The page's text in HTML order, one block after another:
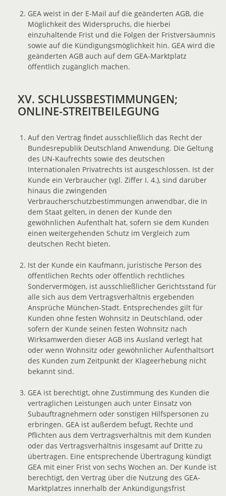
GEA weist in der E-Mail auf die geänderten AGB, die
Möglichkeit des Widerspruchs, die hierbei
einzuhaltende Frist und die Folgen der Fristversäumnis
sowie auf die Kündigungsmöglichkeit hin. GEA wird die
geänderten AGB auch auf dem GEA-Marktplatz
öffentlich zugänglich machen.
XV. SCHLUSSBESTIMMUNGEN;
ONLINE-STREITBEILEGUNG
Auf den Vertrag findet ausschließlich das Recht der
Bundesrepublik Deutschland Anwendung. Die Geltung
des UN-Kaufrechts sowie des deutschen
Internationalen Privatrechts ist ausgeschlossen. Ist der
Kunde ein Verbraucher (vgl. Ziffer I. 4.), sind darüber
hinaus die zwingenden
Verbraucherschutzbestimmungen anwendbar, die in
dem Staat gelten, in denen der Kunde den
gewöhnlichen Aufenthalt hat, sofern sie dem Kunden
einen weitergehenden Schutz im Vergleich zum
deutschen Recht bieten.
Ist der Kunde ein Kaufmann, juristische Person des
öffentlichen Rechts oder öffentlich rechtliches
Sondervermögen, ist ausschließlicher Gerichtsstand für
alle sich aus dem Vertragsverhältnis ergebenden
Ansprüche München-Stadt. Entsprechendes gilt für
Kunden ohne festen Wohnsitz in Deutschland, oder
sofern der Kunde seinen festen Wohnsitz nach
Wirksamwerden dieser AGB ins Ausland verlegt hat
oder wenn Wohnsitz oder gewöhnlicher Aufenthaltsort
des Kunden zum Zeitpunkt der Klageerhebung nicht
bekannt sind.
GEA ist berechtigt, ohne Zustimmung des Kunden die
vertraglichen Leistungen auch unter Einsatz von
Subauftragnehmern oder sonstigen Hilfspersonen zu
erbringen. GEA ist außerdem befugt, Rechte und
Pflichten aus dem Vertragsverhältnis mit dem Kunden
oder das Vertragsverhältnis insgesamt auf Dritte zu
übertragen. Eine entsprechende Übertragung kündigt
GEA mit einer Frist von sechs Wochen an. Der Kunde ist
berechtigt, den Vertrag über die Nutzung des GEA-
Marktplatzes innerhalb der Ankündigungsfrist